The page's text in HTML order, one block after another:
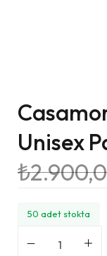
Unisex
₺
50 adet stokta